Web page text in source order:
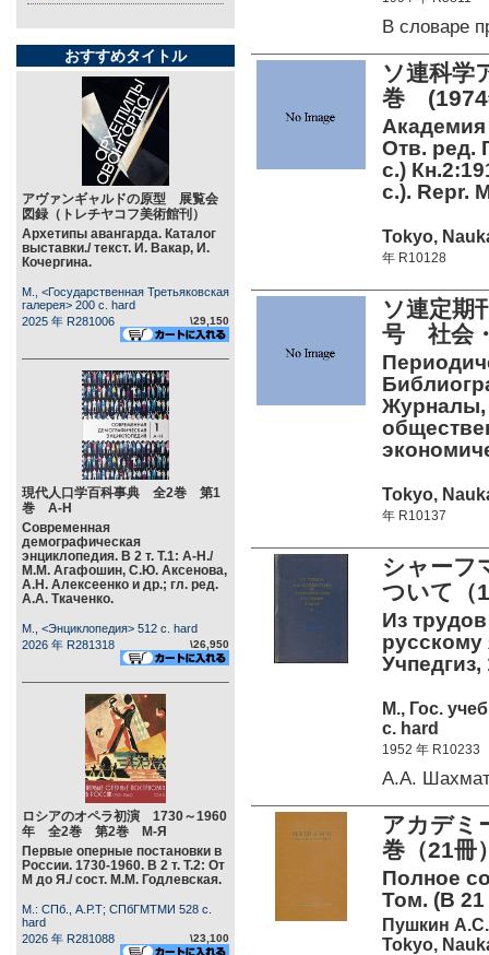
おすすめタイトル
アヴァンギャルドの原型 展覧会
図録（トレチヤコフ美術館刊）
Архетипы авангарда. Каталог
выставки./ текст. И. Вакар, И.
Кочергина.
М., <Государственная Третьяковская
галерея> 200 c. hard
2025 年 R281006
\29,150
現代人口学百科事典 全2巻 第1
巻 А-Н
Современная
демографическая
энциклопедия. В 2 т. Т.1: А-Н./
М.М. Агафошин, С.Ю. Аксенова,
А.Н. Алексеенко и др.; гл. ред.
А.А. Ткаченко.
М., <Энциклопедия> 512 c. hard
2026 年 R281318
\26,950
ロシアのオペラ初演 1730～1960
年 全2巻 第2巻 М-Я
Первые оперные постановки в
России. 1730-1960. В 2 т. Т.2: От
М до Я./ сост. М.М. Годлевская.
М.: СПб., А.Р.Т; СПбГМТМИ 528 c.
hard
2026 年 R281088
\23,100
В словаре
ソ連科学
巻 (1974
Отв. ред.
c.)
с.). Repr.
Tokyo,
年 R10128
ソ連定
号 社会
Журналы,
Tokyo,
年 R10137
シャー
ついて（
Из
русскому
Учпедгиз,
М., Гос.
c. hard
1952 年 R10233
А.А.
アカデ
巻（21冊
Полное
Том. (В 21
Пушкин А.С.
Tokyo,